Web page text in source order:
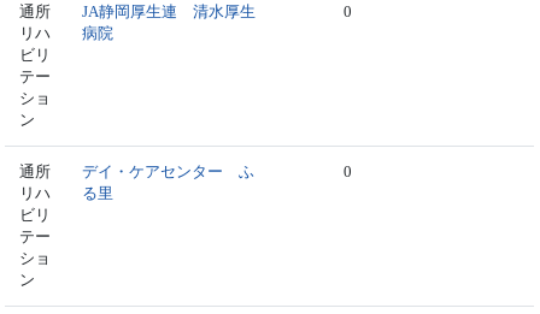
通所
リハ
ビリ
テー
ショ
ン
JA静岡厚生連 清水厚生
病院
0
通所
リハ
ビリ
テー
ショ
ン
デイ・ケアセンター ふ
る里
0